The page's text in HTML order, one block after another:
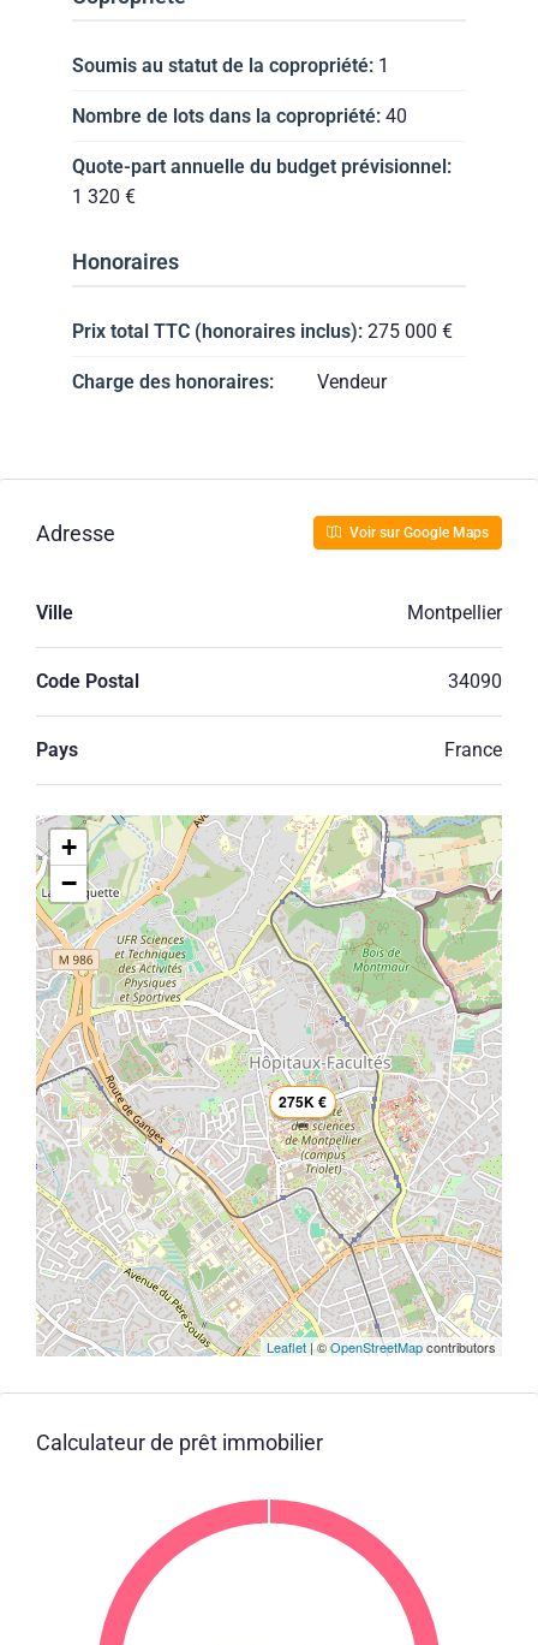
Soumis au statut de la copropriété: 1
Nombre de lots dans la copropriété: 40
Quote-part annuelle du budget prévisionnel:
1 320 €
Honoraires
Prix total TTC (honoraires inclus): 275 000 €
Charge des honoraires: Vendeur
Adresse Voir sur Google Maps
Ville Montpellier
Code Postal 34090
Pays France
275K €
+
−
Leaflet| ©OpenStreetMapcontributors
Calculateur de prêt immobilier